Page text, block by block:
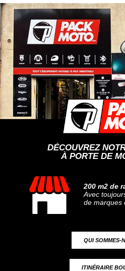
DÉCOUVREZ
À PORTE DE
200 m2 de
Avec
de marques
QUI SOMMES-
ITINÉRAIRE